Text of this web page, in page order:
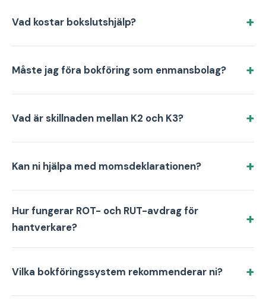
Vad kostar bokslutshjälp?
Måste jag föra bokföring som enmansbolag?
Vad är skillnaden mellan K2 och K3?
Kan ni hjälpa med momsdeklarationen?
Hur fungerar ROT- och RUT-avdrag för
hantverkare?
Vilka bokföringssystem rekommenderar ni?